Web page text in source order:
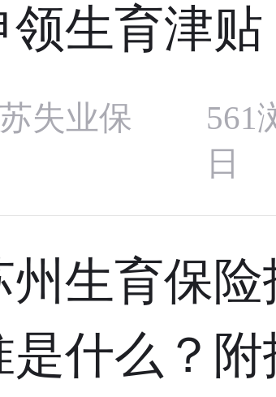
领生育津贴
失业保
561
日
州生育保险
是什么？附